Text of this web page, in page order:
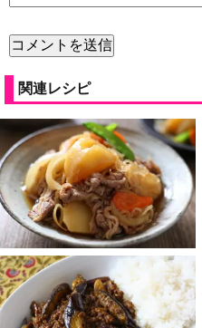
関連レシピ